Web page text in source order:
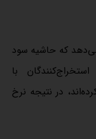
که حاشیه سود
با
در نتیجه نرخ